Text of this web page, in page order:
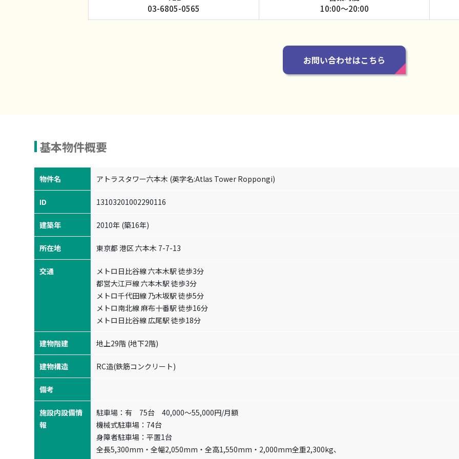
03-6805-0565
10:00～20:00
お問い合わせはこちら
基本物件概要
物件名 アトラスタワー六本木 (英字名:Atlas Tower Roppongi)
ID 13103201002290116
建築年 2010年 (築16年)
所在地 東京都 港区 六本木 7-7-13
交通
メトロ日比谷線 六本木駅 徒歩3分
都営大江戸線 六本木駅 徒歩3分
メトロ千代田線 乃木坂駅 徒歩5分
メトロ南北線 麻布十番駅 徒歩16分
メトロ日比谷線 広尾駅 徒歩18分
建物階建 地上29階 (地下2階)
建物構造 RC造(鉄筋コンクリート)
備考
施設内設備情
報
駐車場：有 75台 40,000～55,000円/月額
機械式駐車場：74台
身障者駐車場：平置1台
全長5,300mm・全幅2,050mm・全高1,550mm・2,000mm全重2,300kg、